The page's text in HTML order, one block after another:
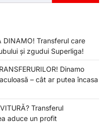
DINAMO! Transferul care
și zgudui Superliga!
Dinamo
– cât ar putea încasa
Transferul
aduce un profit